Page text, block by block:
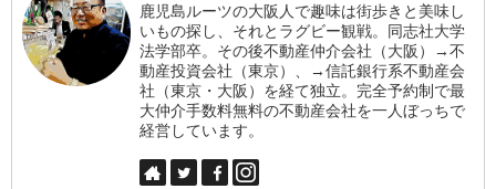
鹿児島ルーツの大阪人で趣味は街歩きと美味し
いもの探し、それとラグビー観戦。同志社大学
法学部卒。その後不動産仲介会社（大阪）→不
動産投資会社（東京）、→信託銀行系不動産会
社（東京・大阪）を経て独立。完全予約制で最
大仲介手数料無料の不動産会社を一人ぼっちで
経営しています。